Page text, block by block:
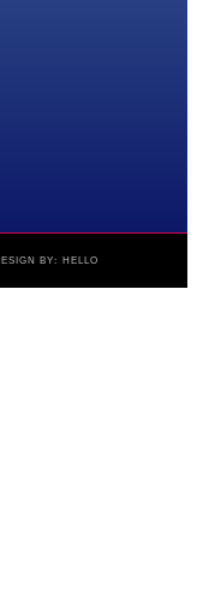
BY: HELLO